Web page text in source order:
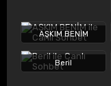
AŞKIM BENİM
Beril